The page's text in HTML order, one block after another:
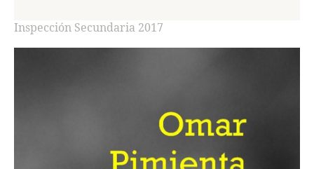
Inspección Secundaria 2017